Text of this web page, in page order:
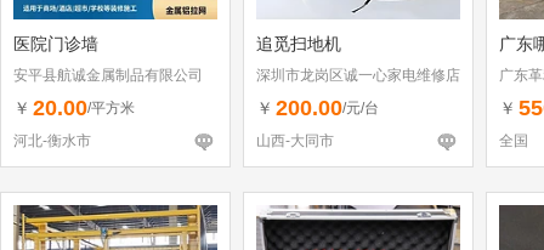
医院门诊墙
安平县航诚金属制品有限公司
￥ 20.00/平方米
河北-衡水市
追觅扫地机
深圳市龙岗区诚一心家电维修店
（个体工商户）
￥ 200.00/元/台
山西-大同市
广东
广东
￥
全国